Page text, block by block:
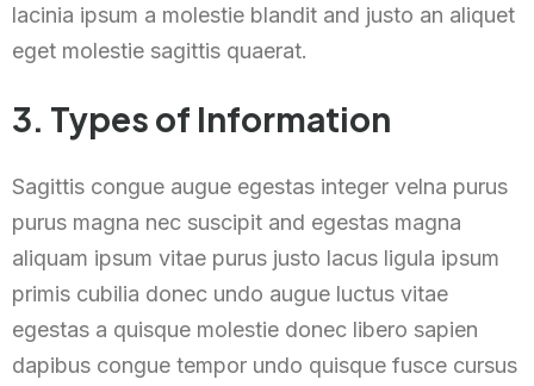
lacinia ipsum a molestie blandit and justo an aliquet
eget molestie sagittis quaerat.
3. Types of Information
Sagittis congue augue egestas integer velna purus
purus magna nec suscipit and egestas magna
aliquam ipsum vitae purus justo lacus ligula ipsum
primis cubilia donec undo augue luctus vitae
egestas a quisque molestie donec libero sapien
dapibus congue tempor undo quisque fusce cursus